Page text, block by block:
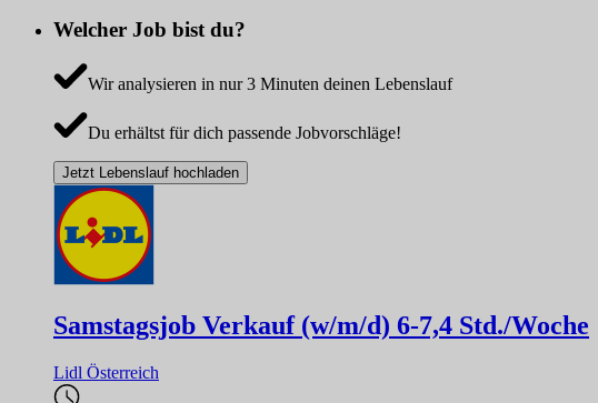
Welcher Job bist du?
Wir analysieren in nur 3 Minuten deinen Lebenslauf
Du erhältst für dich passende Jobvorschläge!
Jetzt Lebenslauf hochladen
Samstagsjob Verkauf (w/m/d) 6-7,4 Std./Woche
Lidl Österreich